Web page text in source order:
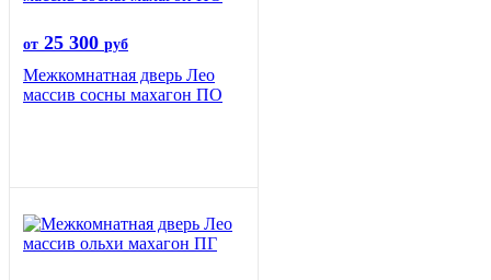
от 25 300 руб
Межкомнатная дверь Лео
массив сосны махагон ПО